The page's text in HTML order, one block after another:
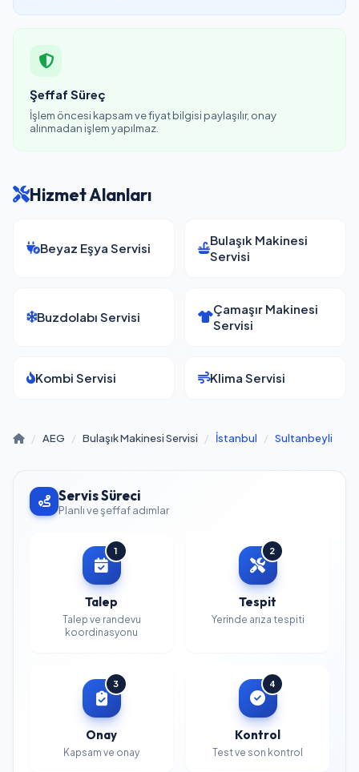
Şeffaf Süreç
İşlem öncesi kapsam ve fiyat bilgisi paylaşılır, onay
alınmadan işlem yapılmaz.
Hizmet Alanları
Beyaz Eşya Servisi
Bulaşık Makinesi
Servisi
Buzdolabı Servisi
Çamaşır Makinesi
Servisi
Kombi Servisi Klima Servisi
/ AEG / Bulaşık Makinesi Servisi / İstanbul / Sultanbeyli
Servis Süreci
Planlı ve şeffaf adımlar
1
Talep
Talep ve randevu
koordinasyonu
2
Tespit
Yerinde arıza tespiti
3
Onay
Kapsam ve onay
4
Kontrol
Test ve son kontrol